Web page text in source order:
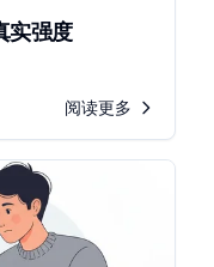
实强度
阅读更多